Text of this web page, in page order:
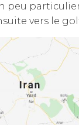
peu
vers le